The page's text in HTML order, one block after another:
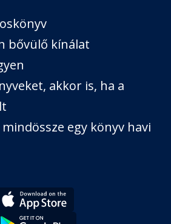
bővülő kínálat
akkor is, ha a
egy könyv havi